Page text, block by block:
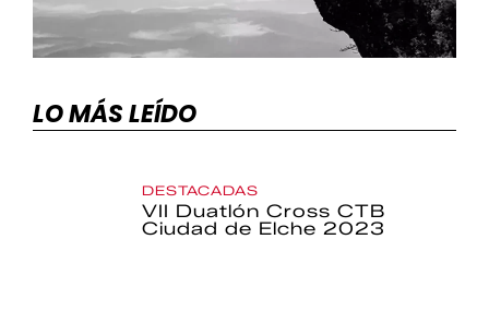
LO MÁS LEÍDO
DESTACADAS
VII Duatlón Cross CTB
Ciudad de Elche 2023